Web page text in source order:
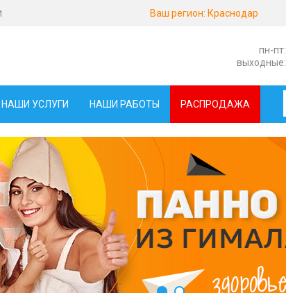
Ваш регион: Краснодар
пн-пт:
выходные:
НАШИ УСЛУГИ НАШИ РАБОТЫ РАСПРОДАЖА